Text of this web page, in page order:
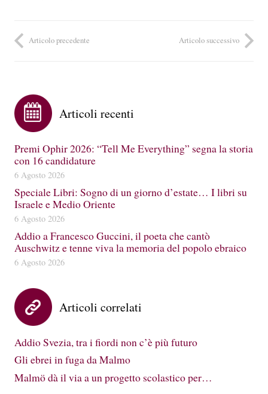
Articolo precedente Articolo successivo
Articoli recenti
Premi Ophir 2026: “Tell Me Everything” segna la storia
con 16 candidature
6 Agosto 2026
Speciale Libri: Sogno di un giorno d’estate… I libri su
Israele e Medio Oriente
6 Agosto 2026
Addio a Francesco Guccini, il poeta che cantò
Auschwitz e tenne viva la memoria del popolo ebraico
6 Agosto 2026
Articoli correlati
Addio Svezia, tra i fiordi non c’è più futuro
Gli ebrei in fuga da Malmo
Malmö dà il via a un progetto scolastico per…